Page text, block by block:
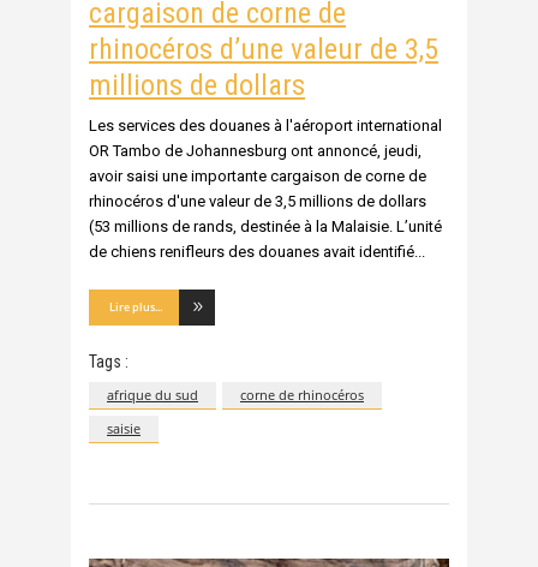
cargaison de corne de
rhinocéros d’une valeur de 3,5
millions de dollars
Les services des douanes à l'aéroport international
OR Tambo de Johannesburg ont annoncé, jeudi,
avoir saisi une importante cargaison de corne de
rhinocéros d'une valeur de 3,5 millions de dollars
(53 millions de rands, destinée à la Malaisie. L’unité
de chiens renifleurs des douanes avait identifié
Lire plus...
Tags :
afrique du sud
corne de rhinocéros
saisie